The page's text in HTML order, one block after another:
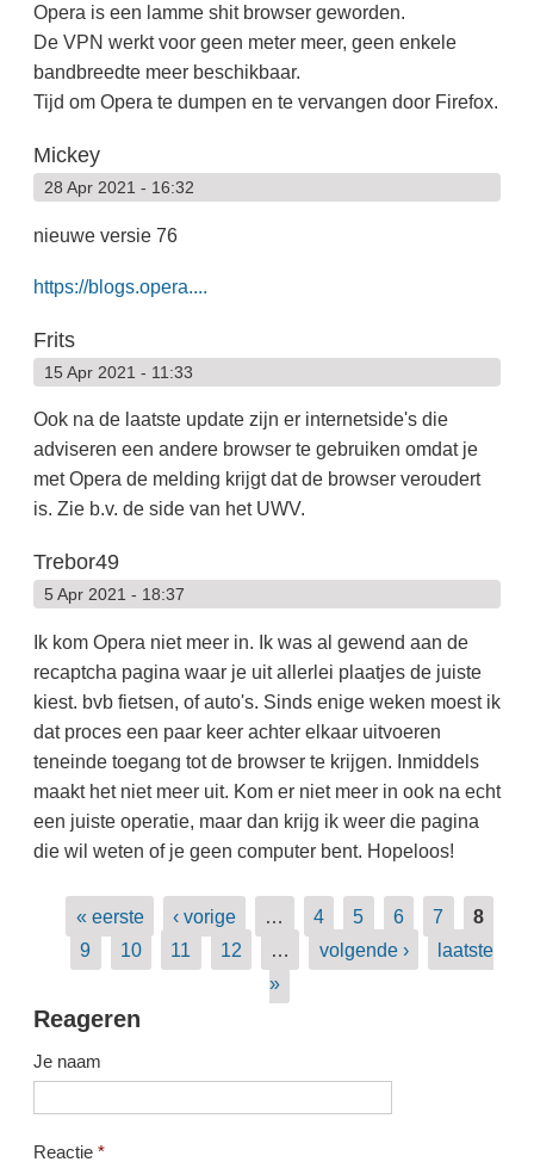
Opera is een lamme shit browser geworden.
De VPN werkt voor geen meter meer, geen enkele
bandbreedte meer beschikbaar.
Tijd om Opera te dumpen en te vervangen door Firefox.
Mickey
28 Apr 2021 - 16:32
nieuwe versie 76
https://blogs.opera....
Frits
15 Apr 2021 - 11:33
Ook na de laatste update zijn er internetside's die
adviseren een andere browser te gebruiken omdat je
met Opera de melding krijgt dat de browser veroudert
is. Zie b.v. de side van het UWV.
Trebor49
5 Apr 2021 - 18:37
Ik kom Opera niet meer in. Ik was al gewend aan de
recaptcha pagina waar je uit allerlei plaatjes de juiste
kiest. bvb fietsen, of auto's. Sinds enige weken moest ik
dat proces een paar keer achter elkaar uitvoeren
teneinde toegang tot de browser te krijgen. Inmiddels
maakt het niet meer uit. Kom er niet meer in ook na echt
een juiste operatie, maar dan krijg ik weer die pagina
die wil weten of je geen computer bent. Hopeloos!
Pagina's
« eerste ‹ vorige … 4 5 6 7
8
9
10 11 12 … volgende ›
laatste
»
Reageren
Je naam
Reactie *